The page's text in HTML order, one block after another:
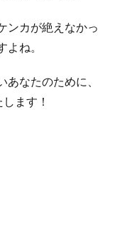
ンカが絶えなかっ
ね。
なたのために、
ます！